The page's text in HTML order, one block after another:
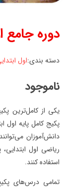
دوره جامع
دسته بندی:اول
ناموجود
یکی از کامل‌ترین
پکیج کامل پایه
دانش‌آموزان
ریاضی اول
استفاده کنند.
تمامی درس‌های